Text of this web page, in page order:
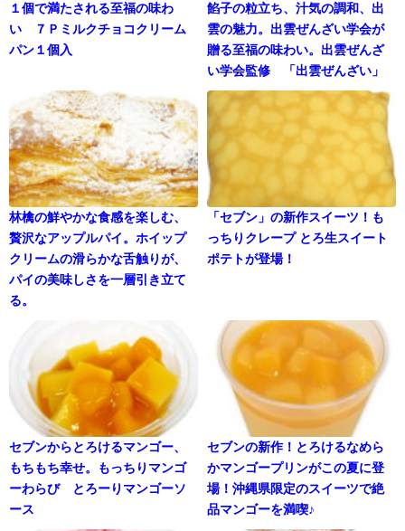
１個で満たされる至福の味わ
い ７Ｐミルクチョコクリーム
パン１個入
餡子の粒立ち、汁気の調和、出
雲の魅力。出雲ぜんざい学会が
贈る至福の味わい。出雲ぜんざ
い学会監修 「出雲ぜんざい」
林檎の鮮やかな食感を楽しむ、
贅沢なアップルパイ。ホイップ
クリームの滑らかな舌触りが、
パイの美味しさを一層引き立て
る。
「セブン」の新作スイーツ！も
っちりクレープ とろ生スイート
ポテトが登場！
セブンからとろけるマンゴー、
もちもち幸せ。もっちりマンゴ
ーわらび とろーりマンゴーソ
ース
セブンの新作！とろけるなめら
かマンゴープリンがこの夏に登
場！沖縄県限定のスイーツで絶
品マンゴーを満喫♪